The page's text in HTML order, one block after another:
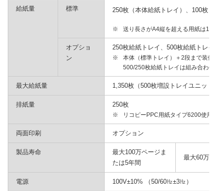
給紙量 標準 250枚（本体給紙トレイ）、100枚（
※ 送り長さがA4縦を超える用紙は10
オプショ
ン
250枚給紙トレイ、500枚給紙トレイ
※
本体（標準トレイ）＋2段まで装備
500/250枚給紙トレイは組み合わせ
最大給紙量 1,350枚（500枚増設トレイユニット
排紙量 250枚
※ リコピーPPC用紙タイプ6200使用
両面印刷 オプション
製品寿命
最大100万ページま
たは5年間
最大60万
電源 100V±10% （50/60㎐±3㎐）